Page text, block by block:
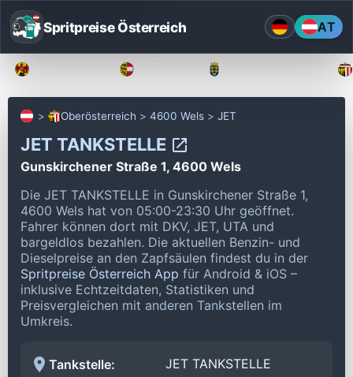
Spritpreise Österreich AT
Oberösterreich 4600 Wels JET
JET TANKSTELLE
Gunskirchener Straße 1, 4600 Wels
Die JET TANKSTELLE in Gunskirchener Straße 1,
4600 Wels hat von 05:00-23:30 Uhr geöffnet.
Fahrer können dort mit DKV, JET, UTA und
bargeldlos bezahlen. Die aktuellen Benzin- und
Dieselpreise an den Zapfsäulen findest du in der
Spritpreise Österreich App für Android & iOS –
inklusive Echtzeitdaten, Statistiken und
Preisvergleichen mit anderen Tankstellen im
Umkreis.
Tankstelle: JET TANKSTELLE